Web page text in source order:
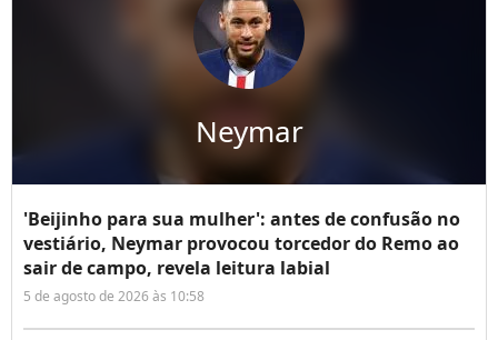
Neymar
'Beijinho para sua mulher': antes de confusão no
vestiário, Neymar provocou torcedor do Remo ao
sair de campo, revela leitura labial
5 de agosto de 2026 às 10:58